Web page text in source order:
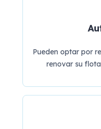
Pueden optar por
renovar su